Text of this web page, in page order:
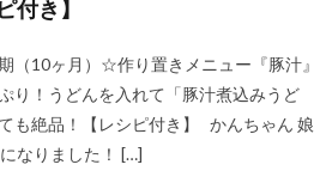
付き】
（10ヶ月）☆作り置きメニュー『豚汁』
り！うどんを入れて「豚汁煮込みうど
も絶品！【レシピ付き】 かんちゃん 娘
なりました！ […]